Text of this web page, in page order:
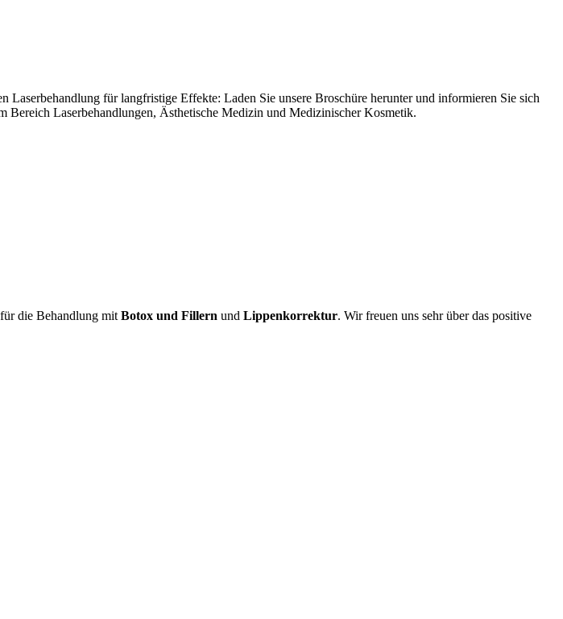
für langfristige Effekte: Laden Sie unsere Broschüre herunter und informieren Sie sich
Laserbehandlungen, Ästhetische Medizin und Medizinischer Kosmetik.
die Behandlung mit Botox und Fillern und Lippenkorrektur. Wir freuen uns sehr über das positive